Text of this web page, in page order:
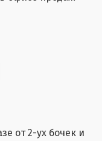
от 2-ух бочек и